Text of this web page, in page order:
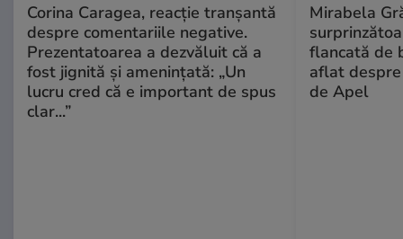
Corina Caragea, reacție tranșantă
despre comentariile negative.
Prezentatoarea a dezvăluit că a
fost jignită și amenințată: „Un
lucru cred că e important de spus
clar...”
Mirabela
flancată de
aflat
de Apel